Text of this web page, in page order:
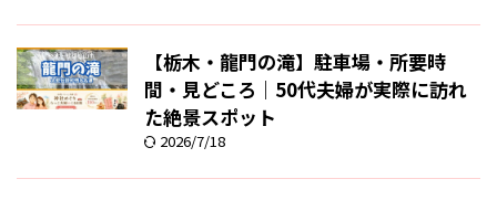
【栃木・龍門の滝】駐車場・所要時
間・見どころ｜50代夫婦が実際に訪れ
た絶景スポット
2026/7/18